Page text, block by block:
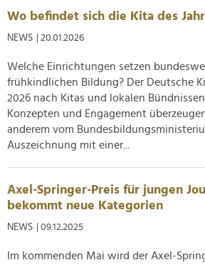
Wo befindet sich die Kita des
NEWS | 20.01.2026
Welche Einrichtungen setzen
frühkindlichen Bildung? Der Deutsche
2026 nach Kitas und lokalen
Konzepten und Engagement
anderem vom
Auszeichnung mit einer...
Axel-Springer-Preis für jungen
bekommt neue Kategorien
NEWS | 09.12.2025
Im kommenden Mai wird der Axel-